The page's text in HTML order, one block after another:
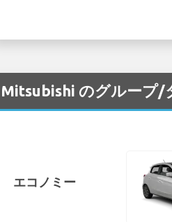
Mitsubishi のグループ/
エコノミー